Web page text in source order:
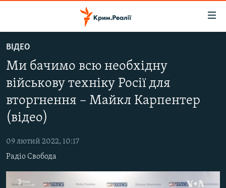
до
основного
матеріалу
до
основної
Перейти
до
НОВИНИ
ВОДА.КРИМ
ВІДЕО ТА ФОТО
ПОЛІТИКА
БЛОГИ
ПОГЛЯД
ІНТЕРВ'Ю
ВСЕ ЗА ДЕНЬ
ВІДЕО
Ми бачимо всю необхідну
військову техніку Росії для
вторгнення – Майкл Карпентер
(відео)
09 лютий 2022, 10:17
Радіо Свобода